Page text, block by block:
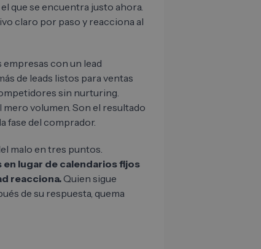
que se encuentra justo ahora.
claro por paso y reacciona al
empresas con un lead
de leads listos para ventas
sin nurturing.
volumen. Son el resultado
fase del comprador.
malo en tres puntos.
lugar de calendarios fijos
reacciona. Quien sigue
de su respuesta, quema